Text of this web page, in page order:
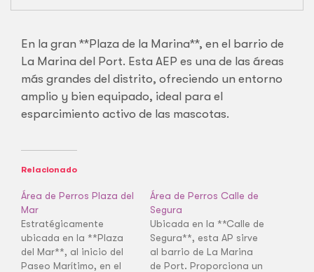
En la gran **Plaza de la Marina**, en el barrio de
La Marina del Port. Esta AEP es una de las áreas
más grandes del distrito, ofreciendo un entorno
amplio y bien equipado, ideal para el
esparcimiento activo de las mascotas.
Relacionado
Área de Perros Plaza del
Mar
Estratégicamente
ubicada en la **Plaza
del Mar**, al inicio del
Paseo Marítimo, en el
Área de Perros Calle de
Segura
Ubicada en la **Calle de
Segura**, esta AP sirve
al barrio de La Marina
de Port. Proporciona un